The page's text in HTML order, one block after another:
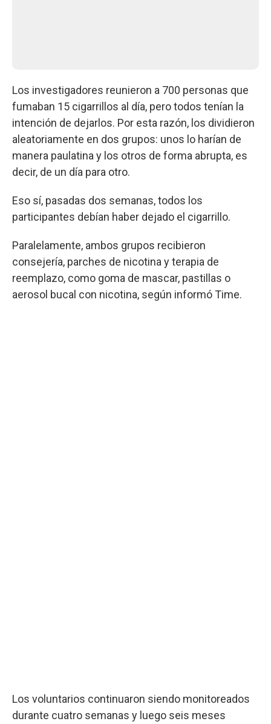
Los investigadores reunieron a 700 personas que
fumaban 15 cigarrillos al día, pero todos tenían la
intención de dejarlos. Por esta razón, los dividieron
aleatoriamente en dos grupos: unos lo harían de
manera paulatina y los otros de forma abrupta, es
decir, de un día para otro.
Eso sí, pasadas dos semanas, todos los
participantes debían haber dejado el cigarrillo.
Paralelamente, ambos grupos recibieron
consejería, parches de nicotina y terapia de
reemplazo, como goma de mascar, pastillas o
aerosol bucal con nicotina, según informó Time.
Los voluntarios continuaron siendo monitoreados
durante cuatro semanas y luego seis meses